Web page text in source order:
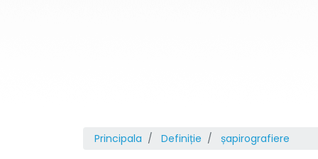
Principala Definiție șapirografiere